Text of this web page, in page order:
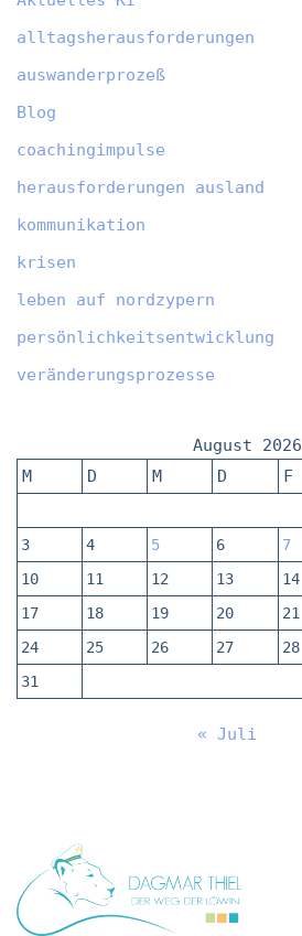
alltagsherausforderungen
auswanderprozeß
Blog
coachingimpulse
herausforderungen ausland
kommunikation
krisen
leben auf nordzypern
persönlichkeitsentwicklung
veränderungsprozesse
August 2026
M
D M D F
3
4 5 6 7
10
11 12 13 14
17
18 19 20 21
24
25 26 27 28
31
« Juli